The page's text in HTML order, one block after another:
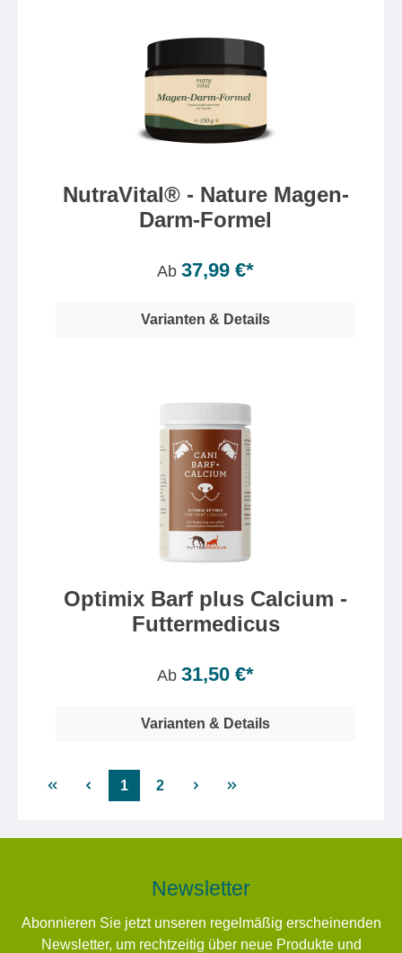
NutraVital® - Nature Magen-
Darm-Formel
Ab 37,99 €*
Varianten & Details
Optimix Barf plus Calcium -
Futtermedicus
Ab 31,50 €*
Varianten & Details
1 2
Newsletter
Abonnieren Sie jetzt unseren regelmäßig erscheinenden
Newsletter, um rechtzeitig über neue Produkte und